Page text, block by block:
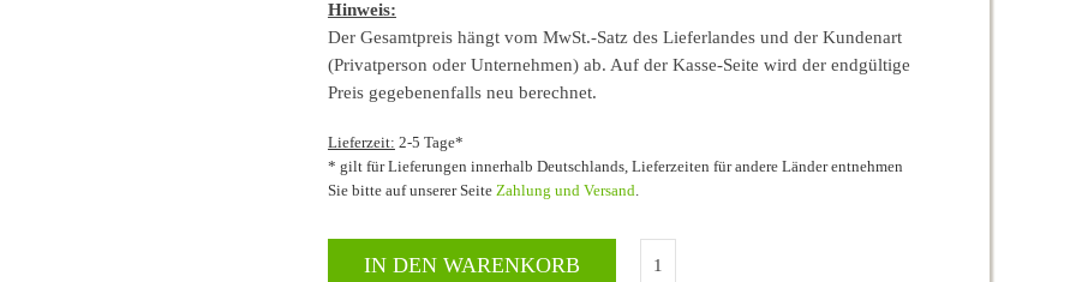
Hinweis:
Der Gesamtpreis hängt vom MwSt.-Satz des Lieferlandes und der Kundenart
(Privatperson oder Unternehmen) ab. Auf der Kasse-Seite wird der endgültige
Preis gegebenenfalls neu berechnet.
Lieferzeit: 2-5 Tage*
* gilt für Lieferungen innerhalb Deutschlands, Lieferzeiten für andere Länder entnehmen
Sie bitte auf unserer Seite Zahlung und Versand.
IN DEN WARENKORB